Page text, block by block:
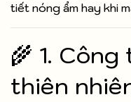
tiết nóng ẩm hay khi
🌾 1.
thiên